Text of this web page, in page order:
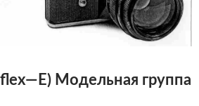
— E) Модельная группа